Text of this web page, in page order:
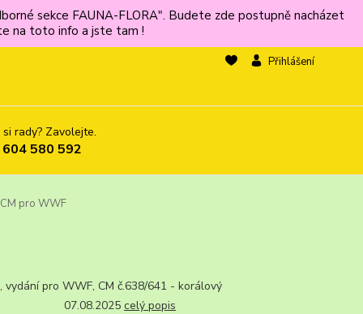
sekce FAUNA-FLORA". Budete zde postupně nacházet
na toto info a jste tam !
Přihlášení
rady? Zavolejte.
580 592
pro WWF
vydání pro WWF, CM č.638/641 - korálový
07.08.2025 celý popis